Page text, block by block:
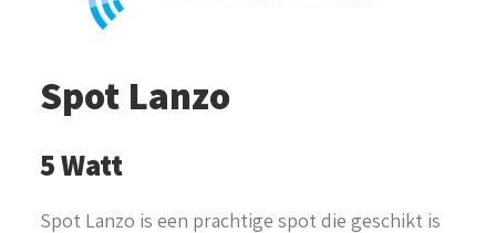
Spot Lanzo
5 Watt
Spot Lanzo is een prachtige spot die geschikt is